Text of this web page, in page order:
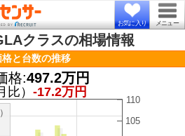
お気に入り メニュー
クラスの相場情報
と台数の推移
格:497.2万円
比） -17.2万円
105
110